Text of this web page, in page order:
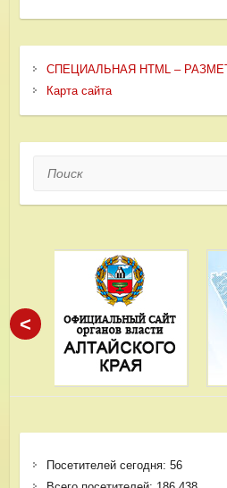
СПЕЦИАЛЬНАЯ HTML –
Карта сайта
Поиск
<
Посетителей сегодня: 56